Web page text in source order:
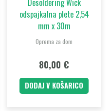
odspajkalna plete 2,54
mm x 30m
Oprema za dom
80,00 €
DODAJ V KOŠARICO